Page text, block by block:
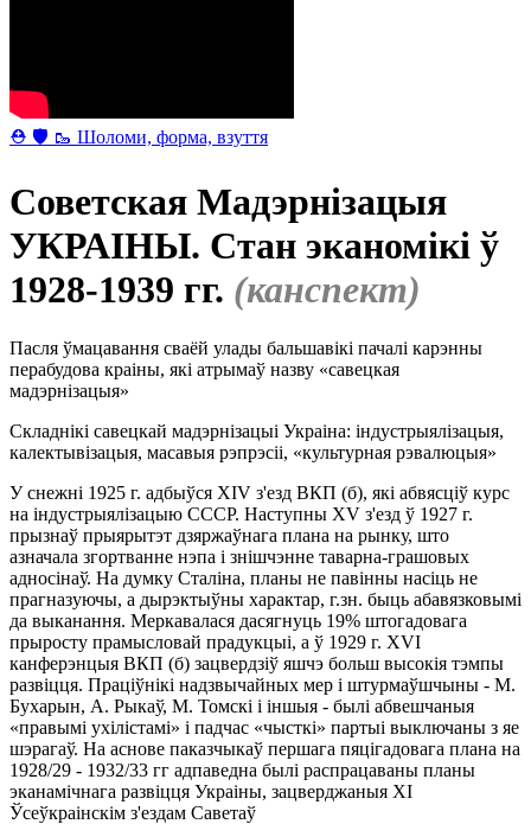
⛑ 🛡 🥾 Шоломи, форма, взуття
Советская Мадэрнізацыя
УКРАІНЫ. Стан эканомікі ў
1928-1939 гг. (канспект)
Пасля ўмацавання сваёй улады бальшавікі пачалі карэнны
перабудова краіны, які атрымаў назву «савецкая
мадэрнізацыя»
Складнікі савецкай мадэрнізацыі Украіна: індустрыялізацыя,
калектывізацыя, масавыя рэпрэсіі, «культурная рэвалюцыя»
У снежні 1925 г. адбыўся XIV з'езд ВКП (б), які абвясціў курс
на індустрыялізацыю СССР. Наступны XV з'езд ў 1927 г.
прызнаў прыярытэт дзяржаўнага плана на рынку, што
азначала згортванне нэпа і знішчэнне таварна-грашовых
адносінаў. На думку Сталіна, планы не павінны насіць не
прагназуючы, а дырэктыўны характар, г.зн. быць абавязковымі
да выканання. Меркавалася дасягнуць 19% штогадовага
прыросту прамысловай прадукцыі, а ў 1929 г. XVI
канферэнцыя ВКП (б) зацвердзіў яшчэ больш высокія тэмпы
развіцця. Праціўнікі надзвычайных мер і штурмаўшчыны - М.
Бухарын, А. Рыкаў, М. Томскі і іншыя - былі абвешчаныя
«правымі ухілістамі» і падчас «чысткі» партыі выключаны з яе
шэрагаў. На аснове паказчыкаў першага пяцігадовага плана на
1928/29 - 1932/33 гг адпаведна былі распрацаваны планы
эканамічнага развіцця Украіны, зацверджаныя XI
Ўсеўкраінскім з'ездам Саветаў